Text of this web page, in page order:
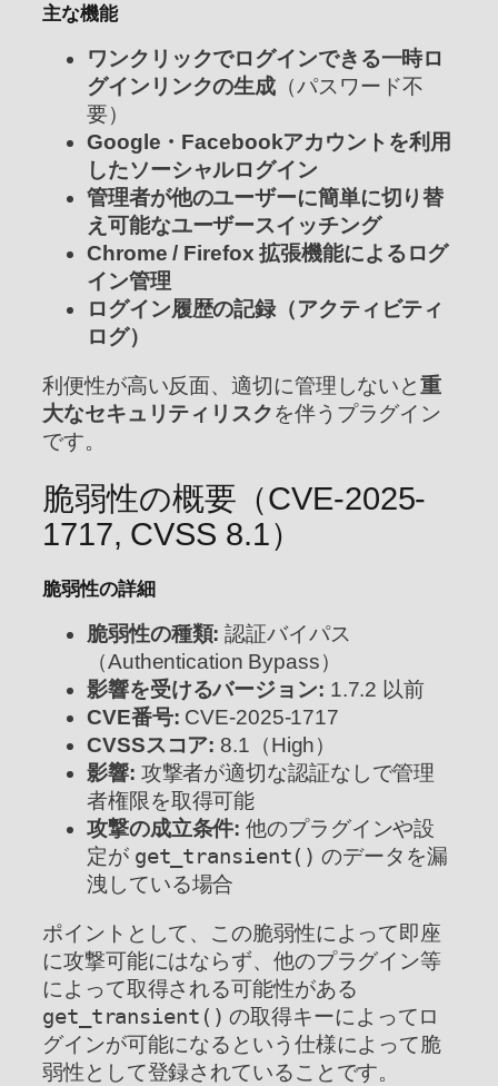
主な機能
ワンクリックでログインできる一時ロ
グインリンクの生成 （パスワード不
要）
Google・Facebookアカウントを利用
したソーシャルログイン
管理者が他のユーザーに簡単に切り替
え可能なユーザースイッチング
Chrome / Firefox 拡張機能によるログ
イン管理
ログイン履歴の記録（アクティビティ
ログ）
利便性が高い反面、適切に管理しないと重
大なセキュリティリスクを伴うプラグイン
です。
脆弱性の概要（CVE-2025-
1717, CVSS 8.1）
脆弱性の詳細
脆弱性の種類: 認証バイパス
（Authentication Bypass）
影響を受けるバージョン: 1.7.2 以前
CVE番号: CVE-2025-1717
CVSSスコア: 8.1（High）
影響: 攻撃者が適切な認証なしで管理
者権限を取得可能
攻撃の成立条件: 他のプラグインや設
定が get_transient() のデータを漏
洩している場合
ポイントとして、この脆弱性によって即座
に攻撃可能にはならず、他のプラグイン等
によって取得される可能性がある
get_transient() の取得キーによってロ
グインが可能になるという仕様によって脆
弱性として登録されていることです。